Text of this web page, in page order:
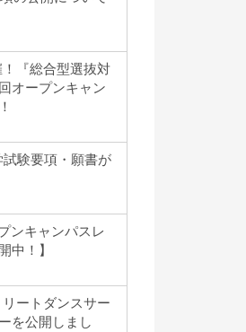
ーチャルツアー
レンダー
ガイド
学金
付金
！『総合型選抜対
オープンキャン
験要項・願書が
ンキャンパスレ
中！】
ートダンスサー
を公開しまし